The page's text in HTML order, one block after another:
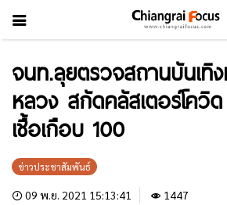
จนท.ลุยตรวจสถานบันเทิ
หลวง สกัดคลัสเตอร์โค
เชื้อเกือบ 100
ข่าวประชาสัมพันธ์
09 พ.ย. 2021 15:13:41 1447